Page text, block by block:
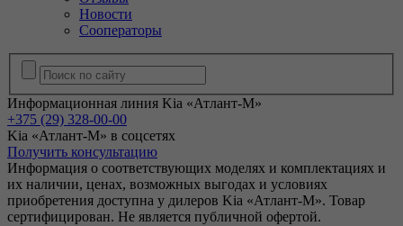
Новости
Сооператоры
Информационная линия Kia «Атлант-М»
+375 (29) 328-00-00
Kia «Атлант-М» в соцсетях
Получить консультацию
Информация о соответствующих моделях и комплектациях и
их наличии, ценах, возможных выгодах и условиях
приобретения доступна у дилеров Kia «Атлант-М». Товар
сертифицирован. Не является публичной офертой.